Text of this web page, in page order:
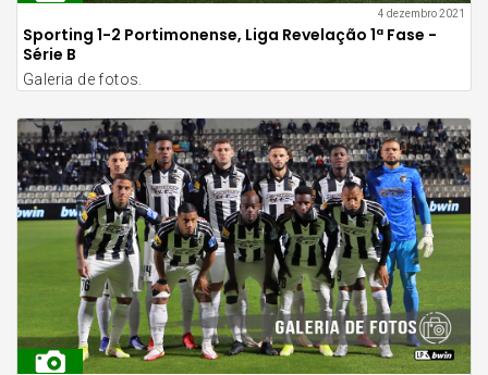
4 dezembro 2021
Sporting 1-2 Portimonense, Liga Revelação 1ª Fase -
Série B
Galeria de fotos.